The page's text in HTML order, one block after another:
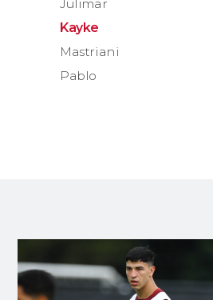
Julimar
Kayke
Mastriani
Pablo